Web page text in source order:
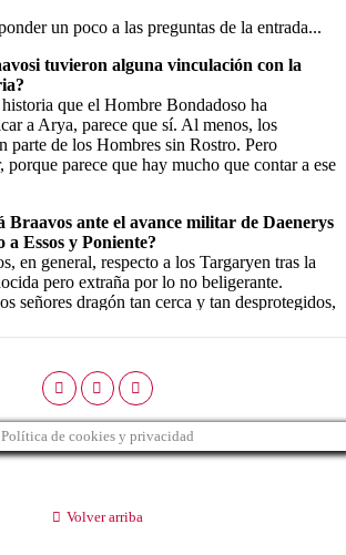
Política de cookies y privacidad
Volver arriba